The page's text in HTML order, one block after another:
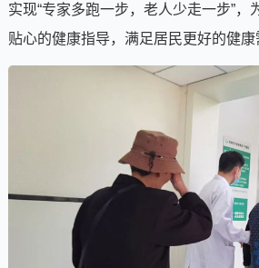
实现“专家多跑一步，老人少走一步”，
贴心的健康指导，满足居民更好的健康